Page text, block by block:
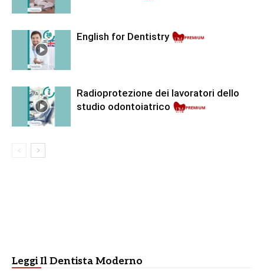
English for Dentistry
Radioprotezione dei lavoratori dello
studio odontoiatrico
Leggi Il Dentista Moderno